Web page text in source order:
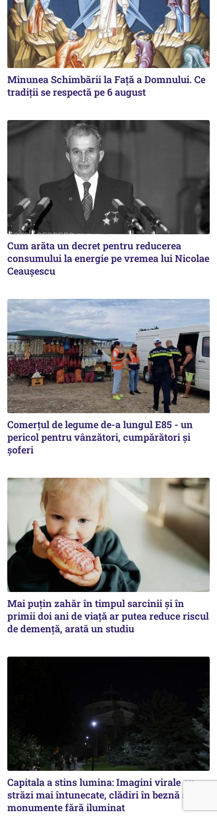
Minunea Schimbării la Față a Domnului. Ce
tradiții se respectă pe 6 august
Cum arăta un decret pentru reducerea
consumului la energie pe vremea lui Nicolae
Ceaușescu
Comerțul de legume de-a lungul E85 - un
pericol pentru vânzători, cumpărători și
șoferi
Mai puțin zahăr în timpul sarcinii și în
primii doi ani de viață ar putea reduce riscul
de demență, arată un studiu
Capitala a stins lumina: Imagini virale cu
străzi mai întunecate, clădiri în beznă și
monumente fără iluminat